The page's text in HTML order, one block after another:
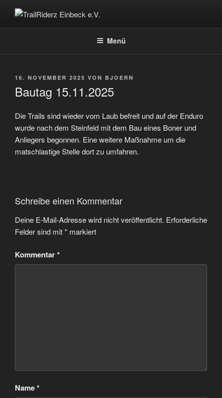
Inhalt
springenTRAILRIDERZ EINBECK E.V.
Mountainbike Verein in Einbeck
Menü
VERÖFFENTLICHT
16. NOVEMBER 2025 VON BJOERN
Bautag 15.11.2025
Die Trails sind wieder vom Laub befreit und auf der Enduro
wurde nach dem Steinfeld mit dem Bau eines Boner und
Anliegers begonnen. Eine weitere Maßnahme um die
matschlastige Stelle dort zu umfahren.
Schreibe einen Kommentar
Deine E-Mail-Adresse wird nicht veröffentlicht. Erforderliche
Felder sind mit* markiert
Kommentar*
Name*